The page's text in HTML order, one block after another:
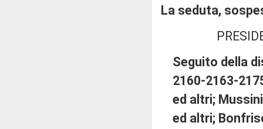
La seduta,
Seguito della
2160-2163-
ed altri;
ed altri;